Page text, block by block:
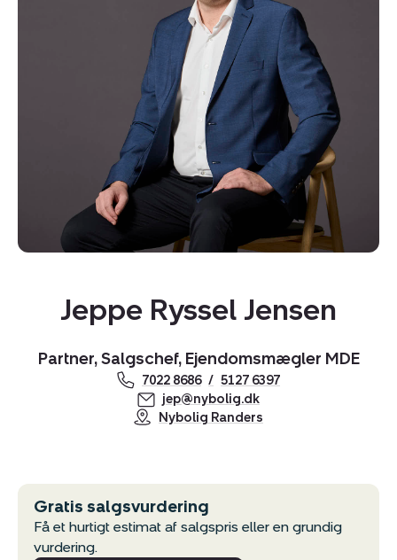
Jeppe Ryssel Jensen
Partner, Salgschef, Ejendomsmægler MDE
7022 8686
5127 6397
jep@nybolig.dk
Nybolig Randers
Gratis salgsvurdering
Få et hurtigt estimat af salgspris eller en grundig
vurdering.
Kopier link
Del via mail